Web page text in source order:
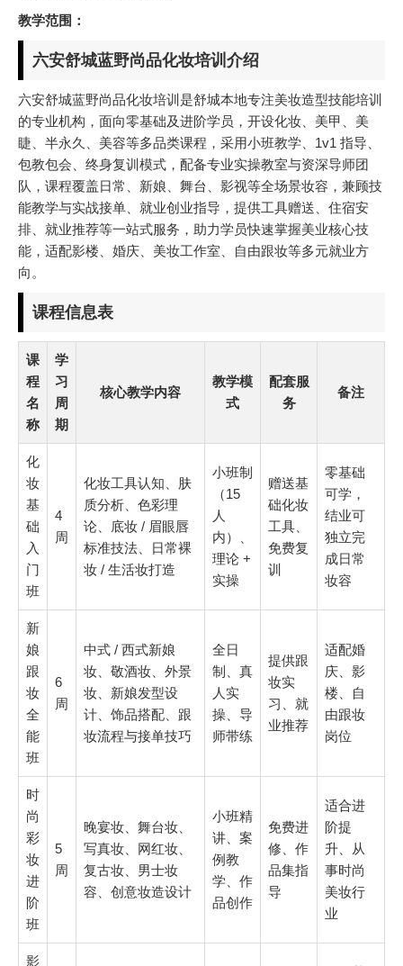
教学范围：
六安舒城蓝野尚品化妆培训介绍
六安舒城蓝野尚品化妆培训是舒城本地专注美妆造型技能培训
的专业机构，面向零基础及进阶学员，开设化妆、美甲、美
睫、半永久、美容等多品类课程，采用小班教学、1v1 指导、
包教包会、终身复训模式，配备专业实操教室与资深导师团
队，课程覆盖日常、新娘、舞台、影视等全场景妆容，兼顾技
能教学与实战接单、就业创业指导，提供工具赠送、住宿安
排、就业推荐等一站式服务，助力学员快速掌握美业核心技
能，适配影楼、婚庆、美妆工作室、自由跟妆等多元就业方
向。
课程信息表
课
程
名
称
学
习
周
期
核心教学内容
教学模
式
配套服
务
备注
化
妆
基
础
入
门
班
4
周
化妆工具认知、肤
质分析、色彩理
论、底妆 / 眉眼唇
标准技法、日常裸
妆 / 生活妆打造
小班制
（15
人
内）、
理论 +
实操
赠送基
础化妆
工具、
免费复
训
零基础
可学，
结业可
独立完
成日常
妆容
新
娘
跟
妆
全
能
班
6
周
中式 / 西式新娘
妆、敬酒妆、外景
妆、新娘发型设
计、饰品搭配、跟
妆流程与接单技巧
全日
制、真
人实
操、导
师带练
提供跟
妆实
习、就
业推荐
适配婚
庆、影
楼、自
由跟妆
岗位
时
尚
彩
妆
进
阶
班
5
周
晚宴妆、舞台妆、
写真妆、网红妆、
复古妆、男士妆
容、创意妆造设计
小班精
讲、案
例教
学、作
品创作
免费进
修、作
品集指
导
适合进
阶提
升、从
事时尚
美妆行
业
影